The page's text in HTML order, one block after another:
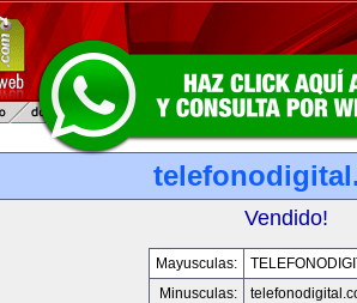
Vendido!
Mayusculas:
Minusculas: